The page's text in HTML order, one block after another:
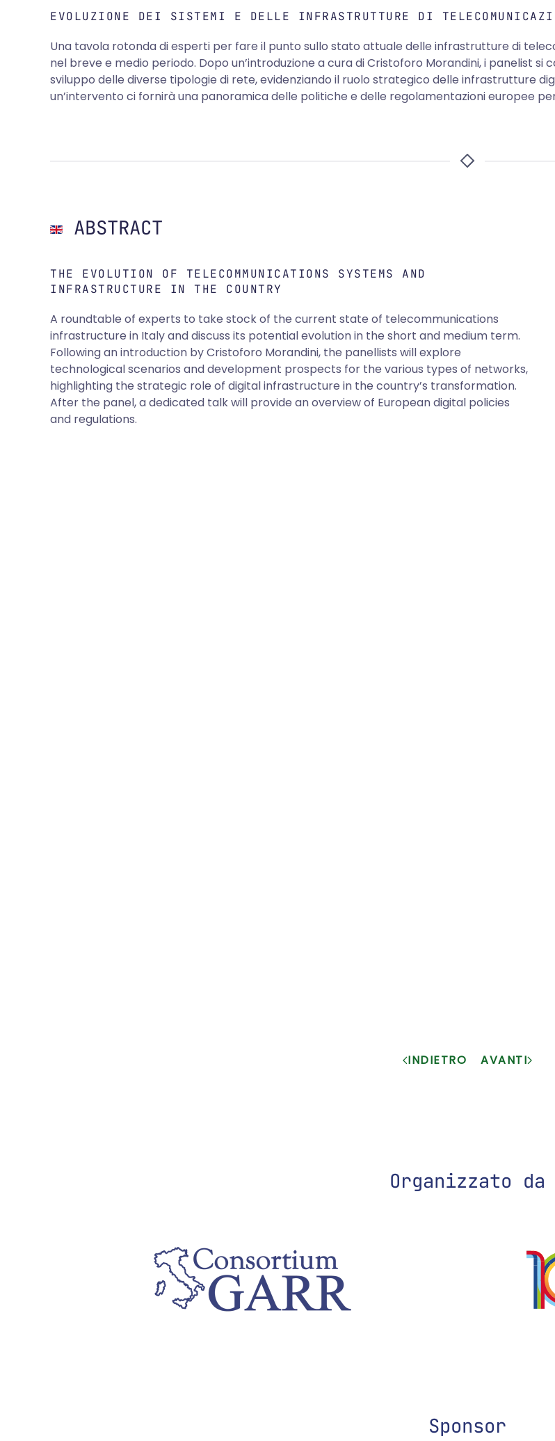
EVOLUZIONE DEI SISTEMI E DELLE INFRASTRUTTURE DI
Una tavola rotonda di esperti per fare il punto sullo stato attuale delle infrastrutture di
nel breve e medio periodo. Dopo un’introduzione a cura di Cristoforo Morandini, i panelist
sviluppo delle diverse tipologie di rete, evidenziando il ruolo strategico delle infrastrutture
un’intervento ci fornirà una panoramica delle politiche e delle regolamentazioni europee
ABSTRACT
THE EVOLUTION OF TELECOMMUNICATIONS SYSTEMS AND
INFRASTRUCTURE IN THE COUNTRY
A roundtable of experts to take stock of the current state of telecommunications
infrastructure in Italy and discuss its potential evolution in the short and medium term.
Following an introduction by Cristoforo Morandini, the panellists will explore
technological scenarios and development prospects for the various types of networks,
highlighting the strategic role of digital infrastructure in the country’s transformation.
After the panel, a dedicated talk will provide an overview of European digital policies
and regulations.
INDIETRO AVANTI
Organizzato da
Sponsor